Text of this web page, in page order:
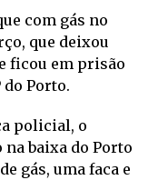
com gás no
que deixou
ficou em prisão
do Porto.
policial, o
baixa do Porto
gás, uma faca e